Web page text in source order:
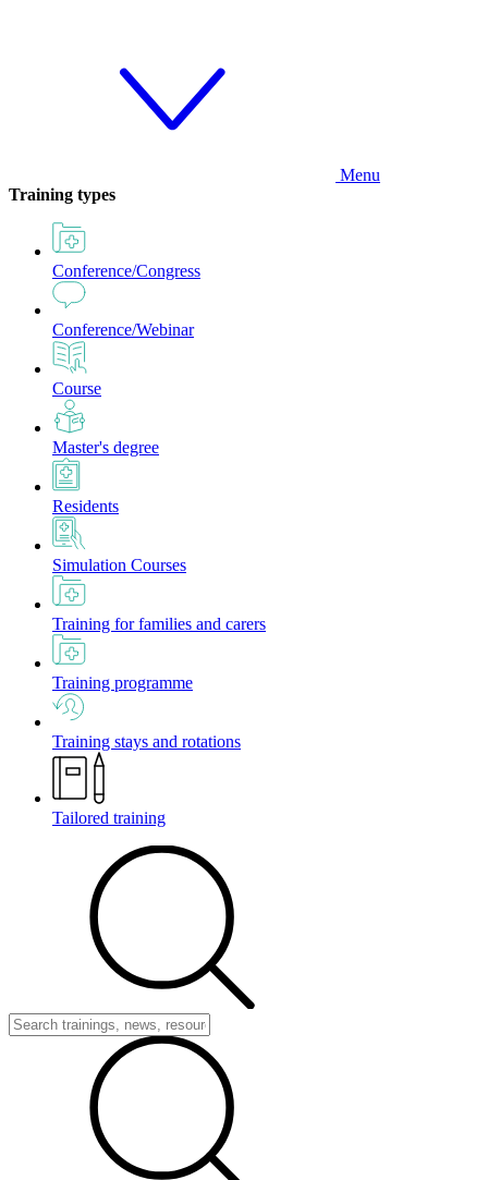
Menu
Training types
Conference/Congress
Conference/Webinar
Course
Master's degree
Residents
Simulation Courses
Training for families and carers
Training programme
Training stays and rotations
Tailored training